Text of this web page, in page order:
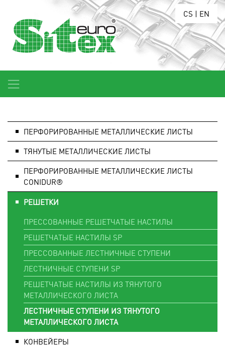
CS | EN
ПЕРФОРИРОВАННЫЕ МЕТАЛЛИЧЕСКИЕ ЛИСТЫ
ТЯНУТЫЕ МЕТАЛЛИЧЕСКИЕ ЛИСТЫ
ПЕРФОРИРОВАННЫЕ МЕТАЛЛИЧЕСКИЕ ЛИСТЫ
CONIDUR®
РЕШЕТКИ
ПРЕССОВАННЫЕ РЕШЕТЧАТЫЕ НАСТИЛЫ
РЕШЕТЧАТЫЕ НАСТИЛЫ SP
ПРЕССОВАННЫЕ ЛЕСТНИЧНЫЕ СТУПЕНИ
ЛЕСТНИЧНЫЕ СТУПЕНИ SP
РЕШЕТЧАТЫЕ НАСТИЛЫ ИЗ ТЯНУТОГО
МЕТАЛЛИЧЕСКОГО ЛИСТА
ЛЕСТНИЧНЫЕ СТУПЕНИ ИЗ ТЯНУТОГО
МЕТАЛЛИЧЕСКОГО ЛИСТА
КОНВЕЙЕРЫ